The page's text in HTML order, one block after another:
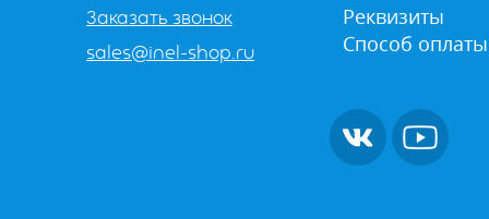
Заказать звонок
sales@inel-shop.ru
Реквизиты
Способ оплаты